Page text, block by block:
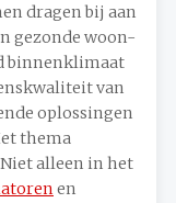
dragen bij aan
gezonde woon-
binnenklimaat
van
oplossingen
thema
Niet alleen in het
en